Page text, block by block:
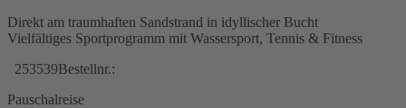
Direkt am traumhaften Sandstrand in idyllischer Bucht
Vielfältiges Sportprogramm mit Wassersport, Tennis & Fitness
253539Bestellnr.:
Pauschalreise